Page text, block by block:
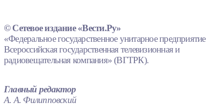
© Сетевое издание «Вести.Ру»
«Федеральное государственное унитарное предприятие
Всероссийская государственная телевизионная и
радиовещательная компания» (ВГТРК).
Главный редактор
А. А. Филипповский